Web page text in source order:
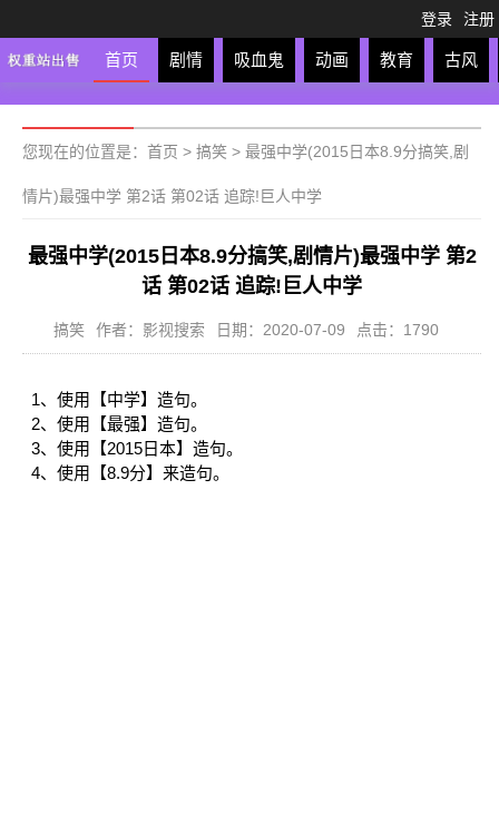
登录 注册
首页 剧情 吸血鬼 动画 教育 古风
轻松 校园 科幻 亲子 格斗 运动 恋爱 竞
您现在的位置是： 首页 > 搞笑 > 最强中学(2015日本8.9分搞笑,剧
情片)最强中学 第2话 第02话 追踪!巨人中学
最强中学(2015日本8.9分搞笑,剧情片)最强中学 第2
话 第02话 追踪!巨人中学
搞笑 作者：影视搜索 日期：2020-07-09 点击：1790
1、使用【中学】造句。
2、使用【最强】造句。
3、使用【2015日本】造句。
4、使用【8.9分】来造句。